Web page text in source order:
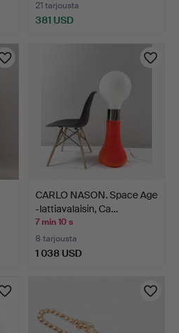
21 tarjousta
381 USD
CARLO NASON. Space Age
-lattiavalaisin, Ca…
7 min 10 s
8 tarjousta
1 038 USD